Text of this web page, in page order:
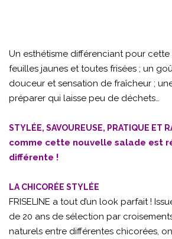
Un esthétisme différenciant pour
feuilles jaunes et toutes frisées ; un
douceur et sensation de fraîcheur ;
préparer qui laisse peu de déchets…
STYLÉE, SAVOUREUSE, PRATIQUE ET
comme cette nouvelle salade est
différente !
LA CHICORÉE STYLÉE
FRISELINE a tout d’un look parfait !
de 20 ans de sélection par
naturels entre différentes chicorées, on